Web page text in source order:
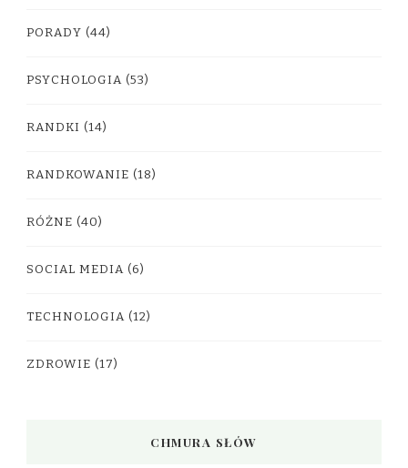
PORADY (44)
PSYCHOLOGIA (53)
RANDKI (14)
RANDKOWANIE (18)
RÓŻNE (40)
SOCIAL MEDIA (6)
TECHNOLOGIA (12)
ZDROWIE (17)
CHMURA SŁÓW